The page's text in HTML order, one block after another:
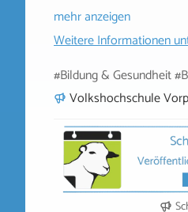
mehr anzeigen
Weitere Informationen
#Bildung & Gesundheit
Volkshochschule